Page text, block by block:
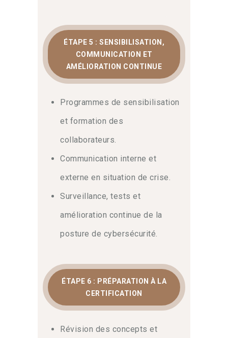
ÉTAPE 5 : SENSIBILISATION,
COMMUNICATION ET
AMÉLIORATION CONTINUE
Programmes de sensibilisation
et formation des
collaborateurs.
Communication interne et
externe en situation de crise.
Surveillance, tests et
amélioration continue de la
posture de cybersécurité.
ÉTAPE 6 : PRÉPARATION À LA
CERTIFICATION
Révision des concepts et